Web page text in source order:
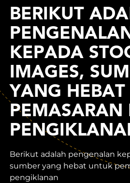
BERIKUT
KEPADA
IMAGES,
YANG
PEMASARAN
Berikut adalah pengenalan
sumber yang hebat untuk
pengiklanan